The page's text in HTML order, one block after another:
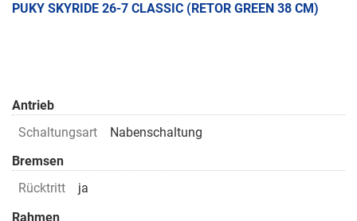
PUKY SKYRIDE 26-7 CLASSIC (RETOR GREEN 38 CM)
Antrieb
Schaltungsart
Nabenschaltung
Bremsen
Rücktritt
ja
Rahmen